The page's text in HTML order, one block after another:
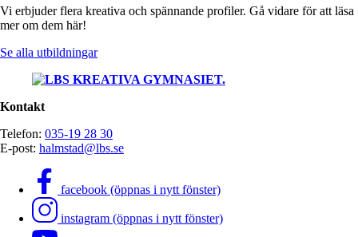
Vi erbjuder flera kreativa och spännande profiler. Gå vidare för att läsa
mer om dem här!
Se alla utbildningar
Kontakt
Telefon: 035-19 28 30
E-post: halmstad@lbs.se
facebook (öppnas i nytt fönster)
instagram (öppnas i nytt fönster)